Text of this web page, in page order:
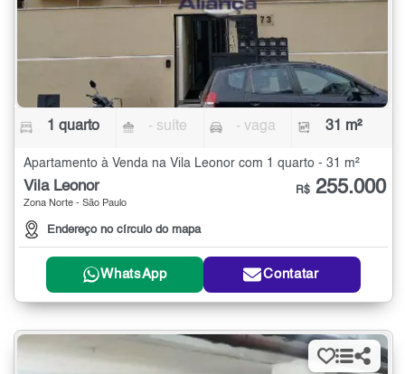
1 quarto - suíte - vaga 31 m²
Apartamento à Venda na Vila Leonor com 1 quarto - 31 m²
Vila Leonor
Zona Norte - São Paulo
Endereço no círculo do mapa
R$ 255.000
WhatsApp Contatar